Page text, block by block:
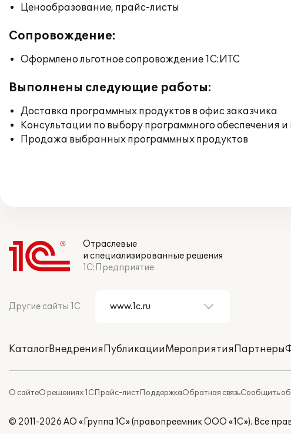
Ценообразование, прайс-листы
Сопровождение:
Оформлено льготное сопровождение 1С:ИТС
Выполнены следующие работы:
Доставка программных продуктов в офис заказчика
Консультации по выбору программного обеспечения
Продажа выбранных программных продуктов
Отраслевые
и специализированные решения
1С:Предприятие
Другие сайты 1С
КаталогВнедренияПубликацииМероприятияПартнеры
О сайтеО решениях 1СПрайс-листПоддержкаОбратная связьСообщить
© 2011-2026 АО «Группа 1С» (правопреемник ООО «1С»). Все